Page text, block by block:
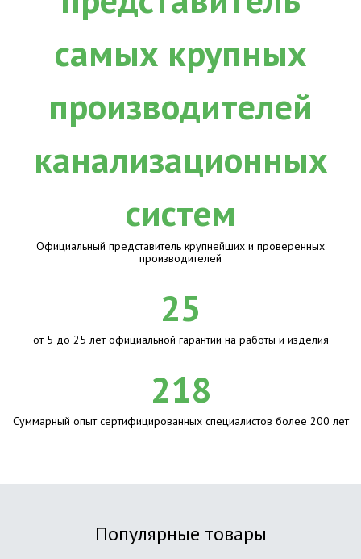
Официальный представитель крупнейших и проверенных
производителей
25
от 5 до 25 лет официальной гарантии на работы и изделия
218
Суммарный опыт сертифицированных специалистов более 200 лет
Популярные товары